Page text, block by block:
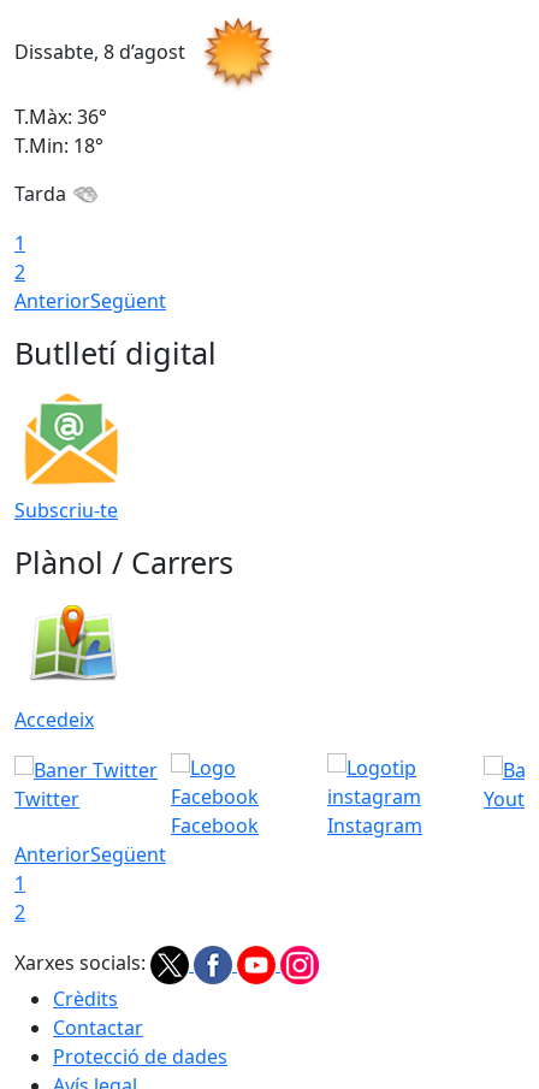
Dissabte, 8 d’agost
T.Màx: 36°
T.Min: 18°
Tarda
1
2
AnteriorSegüent
Butlletí digital
Subscriu-te
Plànol / Carrers
Accedeix
Twitter
Facebook
Instagram
AnteriorSegüent
1
2
Xarxes socials:
Crèdits
Contactar
Protecció de dades